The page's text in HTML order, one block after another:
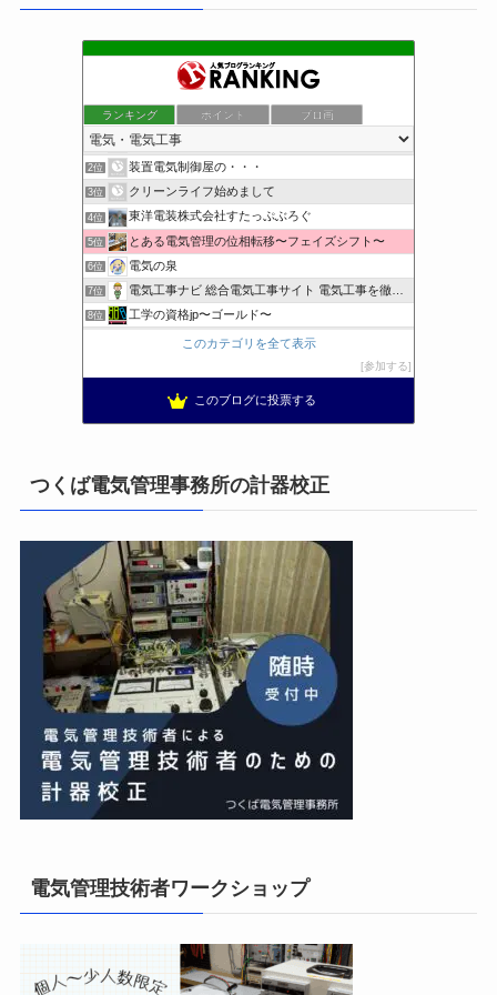
ランキング ポイント ブロ画
1位 小さな引越し屋と電気工事屋の奮闘記
2位 装置電気制御屋の・・・
3位 クリーンライフ始めまして
4位 東洋電装株式会社すたっぷぶろぐ
5位 とある電気管理の位相転移〜フェイズシフト〜
6位 電気の泉
7位 電気工事ナビ 総合電気工事サイト 電気工事を徹底解説
8位 工学の資格jp〜ゴールド〜
日置空調 | エアコン取付 鹿児島 | 鹿児島のエアコン工事
太陽光発電で、第二の年金.JP茨城県鹿嶋市赤嶺電研企画ブログ
15位 電気・電子・情報系出身者の稼ぎ方
このカテゴリを全て表示
参加する
このブログに投票する
つくば電気管理事務所の計器校正
電気管理技術者ワークショップ